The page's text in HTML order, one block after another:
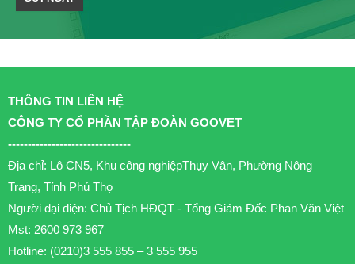
THÔNG TIN LIÊN HỆ
CÔNG TY CỔ PHẦN TẬP ĐOÀN GOOVET
-------------------------------
Địa chỉ: Lô CN5, Khu công nghiệpThụy Vân, Phường Nông
Trang, Tỉnh Phú Thọ
Người đại diện: Chủ Tịch HĐQT - Tổng Giám Đốc Phan Văn Việt
Mst: 2600 973 967
Hotline: (0210)3 555 855 – 3 555 955